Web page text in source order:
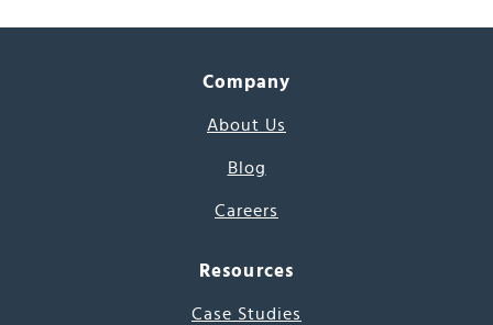
Company
About Us
Blog
Careers
Resources
Case Studies